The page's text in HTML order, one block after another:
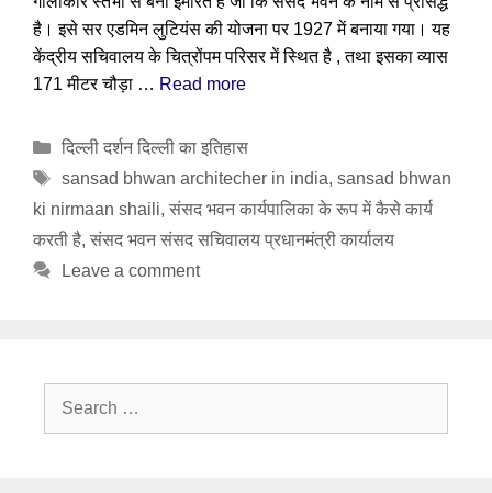
है। इसे सर एडमिन लुटियंस की योजना पर 1927 में बनाया गया। यह
केंद्रीय सचिवालय के चित्रोंपम परिसर में स्थित है , तथा इसका व्यास
171 मीटर चौड़ा … Read more
Categories
दिल्ली दर्शन दिल्ली का इतिहास
Tags
sansad bhwan architecher in india, sansad bhwan
ki nirmaan shaili, संसद भवन कार्यपालिका के रूप में कैसे कार्य
करती है, संसद भवन संसद सचिवालय प्रधानमंत्री कार्यालय
Leave a comment
Search